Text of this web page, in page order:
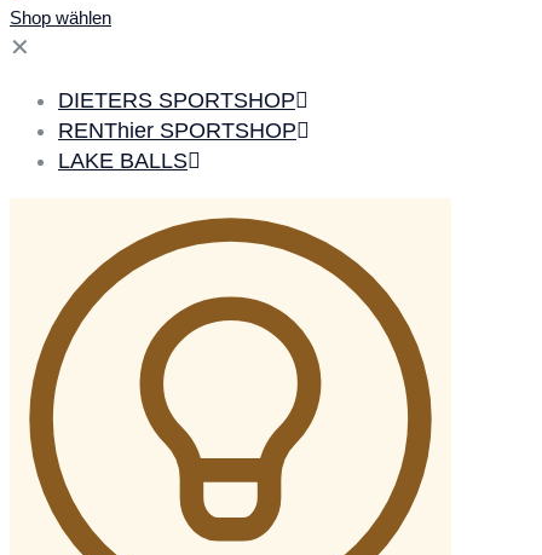
Shop wählen
✕
DIETERS SPORTSHOP
RENThier SPORTSHOP
LAKE BALLS